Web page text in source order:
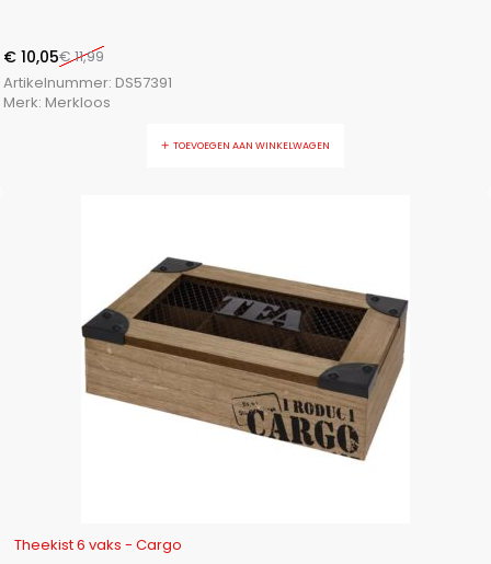
€11,99
€ 10,05
Artikelnummer: DS57391
Merk: Merkloos
TOEVOEGEN AAN WINKELWAGEN
-21%
Theekist 6 vaks - Cargo